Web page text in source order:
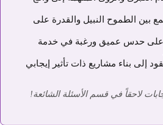
بين الطموح النبيل والقدرة على
على حدس عميق ورغبة في خدمة
إلى بناء مشاريع ذات تأثير إيجابي
لاحقاً في قسم الأسئلة الشائعة!